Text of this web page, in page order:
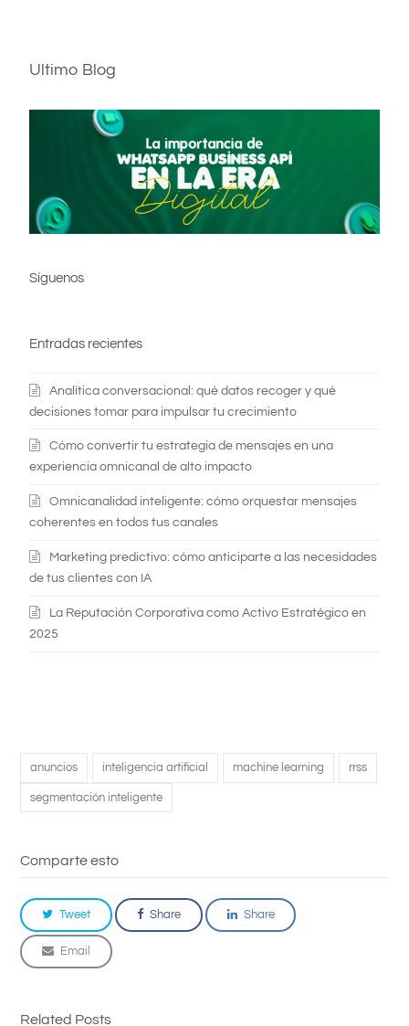
Ultimo Blog
Síguenos
Entradas recientes
Analítica conversacional: qué datos recoger y qué
decisiones tomar para impulsar tu crecimiento
Cómo convertir tu estrategia de mensajes en una
experiencia omnicanal de alto impacto
Omnicanalidad inteligente: cómo orquestar mensajes
coherentes en todos tus canales
Marketing predictivo: cómo anticiparte a las necesidades
de tus clientes con IA
La Reputación Corporativa como Activo Estratégico en
2025
anuncios inteligencia artificial machine learning rrss
segmentación inteligente
Comparte esto
Tweet Share Share
Email
Related Posts